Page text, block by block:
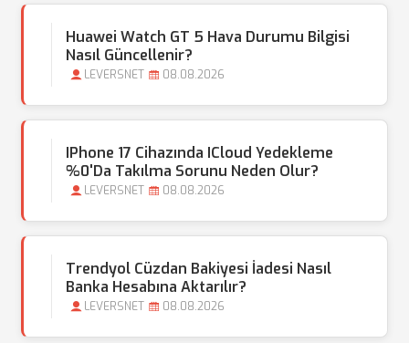
Huawei Watch GT 5 Hava Durumu Bilgisi
Nasıl Güncellenir?
LEVERSNET 08.08.2026
IPhone 17 Cihazında ICloud Yedekleme
%0'da Takılma Sorunu Neden Olur?
LEVERSNET 08.08.2026
Trendyol Cüzdan Bakiyesi İadesi Nasıl
Banka Hesabına Aktarılır?
LEVERSNET 08.08.2026